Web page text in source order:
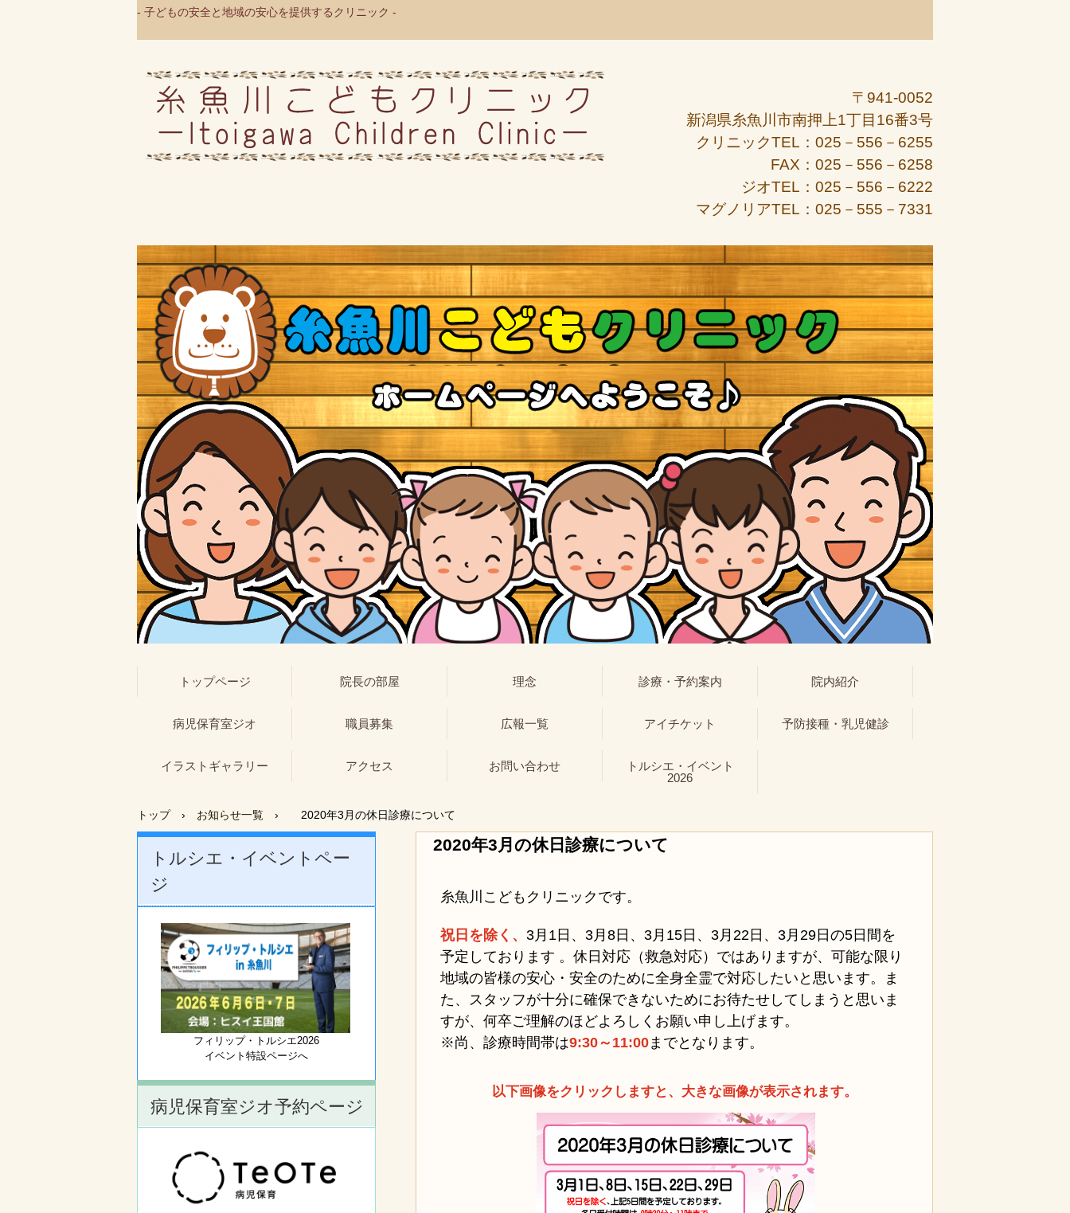
- 子どもの安全と地域の安心を提供するクリニック -
〒941-0052
新潟県糸魚川市南押上1丁目16番3号
クリニックTEL：025－556－6255
FAX：025－556－6258
ジオTEL：025－556－6222
マグノリアTEL：025－555－7331
トップページ 院長の部屋 理念 診療・予約案内 院内紹介
病児保育室ジオ 職員募集 広報一覧 アイチケット 予防接種・乳児健診
イラストギャラリー アクセス お問い合わせ
トルシエ・イベント
2026
トップ › お知らせ一覧 › 2020年3月の休日診療について
2020年3月の休日診療について
糸魚川こどもクリニックです。
祝日を除く、 3月1日、3月8日、3月15日、3月22日、3月29日の5日間を
予定しております 。休日対応（救急対応）ではありますが、可能な限り
地域の皆様の安心・安全のために全身全霊で対応したいと思います。ま
た、スタッフが十分に確保できないためにお待たせしてしまうと思いま
すが、何卒ご理解のほどよろしくお願い申し上げます。
※尚、診療時間帯は9:30～11:00までとなります。
以下画像をクリックしますと、大きな画像が表示されます。
トルシエ・イベントペー
ジ
フィリップ・トルシエ2026
イベント特設ページへ
病児保育室ジオ予約ページ